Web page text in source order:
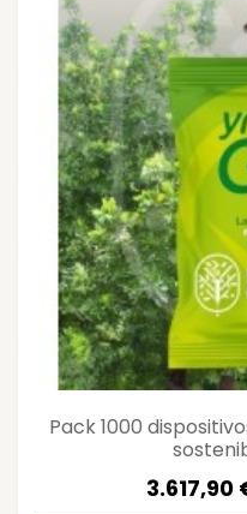
Pack 1000
3.617,90